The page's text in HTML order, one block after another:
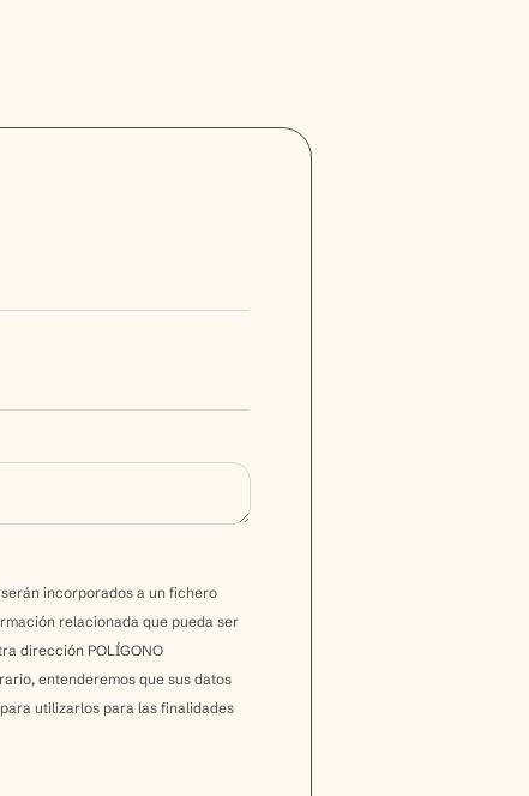
incorporados a un fichero
relacionada que pueda ser
dirección POLÍGONO
entenderemos que sus datos
utilizarlos para las finalidades